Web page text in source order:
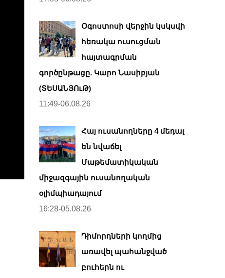
Օգոստոսի վերջին կսկսվի
հեռակա ուսուցման
հայտագրման
գործընթացը. Կարո Նասիբյան
(ՏԵՍԱՆՅՈւԹ)
11:49-06.08.26
Հայ ուսանողները 4 մեդալ
են նվաճել
Մաթեմատիկական
միջազգային ուսանողական
օլիմպիադայում
16:28-05.08.26
Դիմորդների կողմից
առավել պահանջված
բուհերն ու